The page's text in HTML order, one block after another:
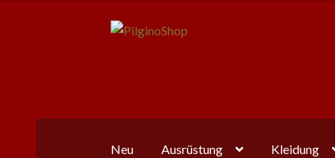
Zur
Zum
Neu Ausrüstung Kleidung